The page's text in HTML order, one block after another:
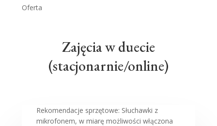
Oferta
Zajęcia w duecie
(stacjonarnie/online)
Rekomendacje sprzętowe: Słuchawki z
mikrofonem, w miarę możliwości włączona